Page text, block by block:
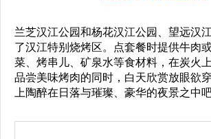
兰芝汉江公园和杨花汉江公园、望远汉
了汉江特别烧烤区。点套餐时提供牛肉
菜、烤串儿、矿泉水等食材料，在炭火
品尝美味烤肉的同时，白天欣赏放眼欲
上陶醉在日落与璀璨、豪华的夜景之中吧